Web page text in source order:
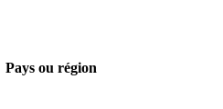
Pays ou région